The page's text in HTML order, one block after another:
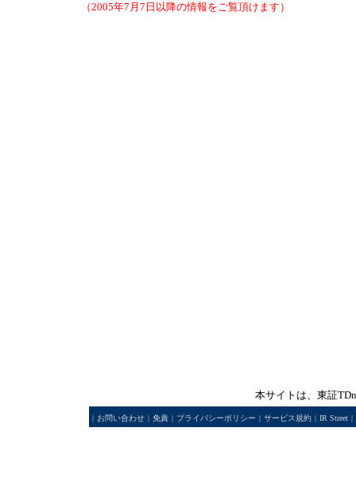
（2005年7月7日以降の情報をご覧頂けます）
本サイトは、東証
| お問い合わせ | 免責 | プライバシーポリシー | サービス規約 | IR Street |